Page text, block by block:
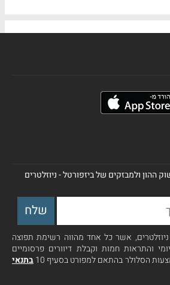
ההון ולמבזקים של ביזפורטל - ניוזלטרים
אשר כל אחד מהווה רשימת תפוצה
והתראות חמות וקבלת דיוורים פרסומיים
הסלולר בהתאם למפורט בסעיף 10
בתנאי